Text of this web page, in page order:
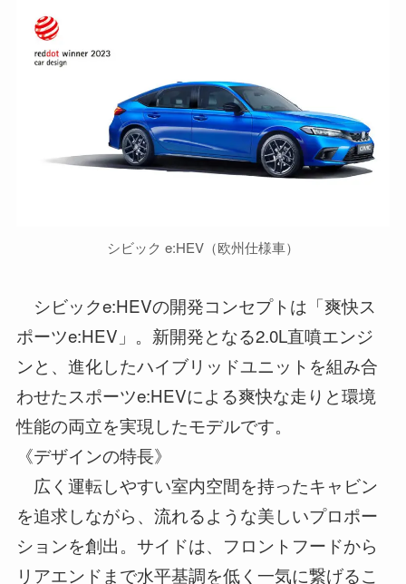
シビック e:HEV（欧州仕様車）
シビックe:HEVの開発コンセプトは「爽快ス
ポーツe:HEV」。新開発となる2.0L直噴エンジ
ンと、進化したハイブリッドユニットを組み合
わせたスポーツe:HEVによる爽快な走りと環境
性能の両立を実現したモデルです。
《デザインの特長》
広く運転しやすい室内空間を持ったキャビン
を追求しながら、流れるような美しいプロポー
ションを創出。サイドは、フロントフードから
リアエンドまで水平基調を低く一気に繋げるこ